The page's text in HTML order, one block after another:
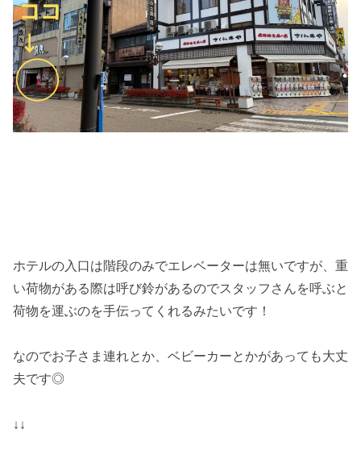
ホテルの入口は階段のみでエレベーターは無いですが、重
い荷物がある際は呼び鈴があるのでスタッフさんを呼ぶと
荷物を運ぶのを手伝ってくれるみたいです！
なのでお子さま連れとか、ベビーカーとかがあっても大丈
夫です◎
↓↓